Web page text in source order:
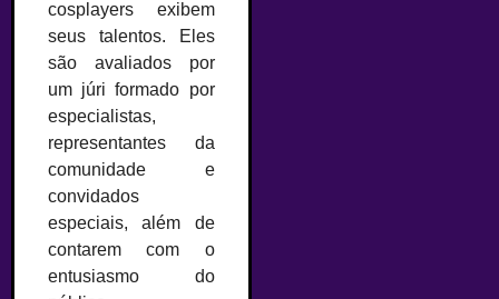
cosplayers exibem
seus talentos. Eles
são avaliados por
um júri formado por
especialistas,
representantes da
comunidade e
convidados
especiais, além de
contarem com o
entusiasmo do